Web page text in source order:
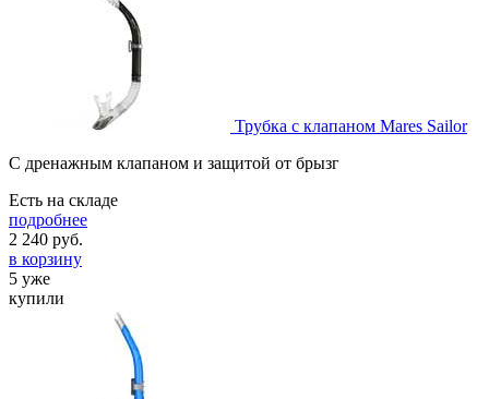
Трубка с клапаном Mares Sailor
C дренажным клапаном и защитой от брызг
Есть на складе
подробнее
2 240 руб.
в корзину
5 уже
купили